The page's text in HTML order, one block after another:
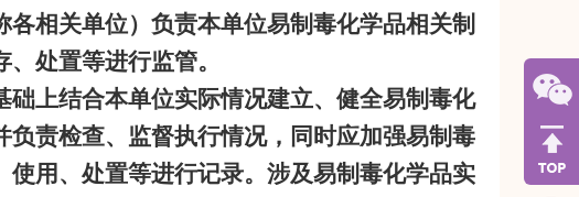
相关单位）负责本单位易制毒化学品相关制
处置等进行监管。
上结合本单位实际情况建立、健全易制毒化
责检查、监督执行情况，同时应加强易制毒
用、处置等进行记录。涉及易制毒化学品实